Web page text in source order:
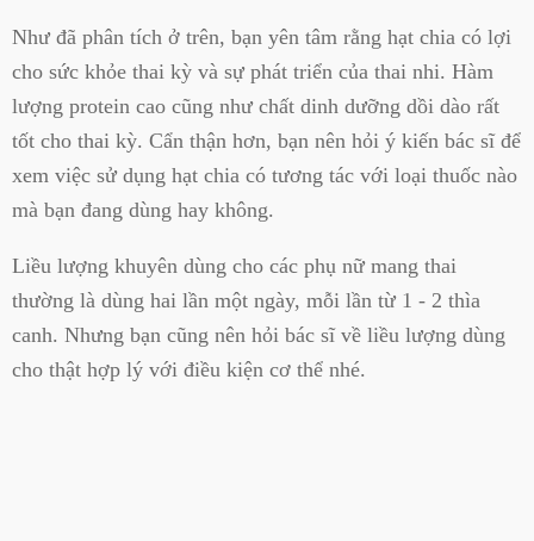
Như đã phân tích ở trên, bạn yên tâm rằng hạt chia có lợi
cho sức khỏe thai kỳ và sự phát triển của thai nhi. Hàm
lượng protein cao cũng như chất dinh dưỡng dồi dào rất
tốt cho thai kỳ. Cẩn thận hơn, bạn nên hỏi ý kiến bác sĩ để
xem việc sử dụng hạt chia có tương tác với loại thuốc nào
mà bạn đang dùng hay không.
Liều lượng khuyên dùng cho các phụ nữ mang thai
thường là dùng hai lần một ngày, mỗi lần từ 1 - 2 thìa
canh. Nhưng bạn cũng nên hỏi bác sĩ về liều lượng dùng
cho thật hợp lý với điều kiện cơ thể nhé.